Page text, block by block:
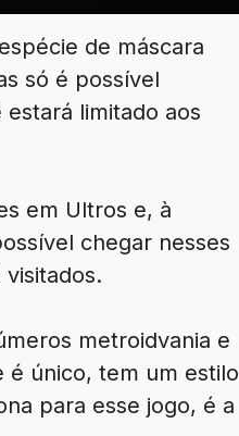
de máscara
só é possível
limitado aos
em Ultros e, à
chegar nesses
metroidvania e
único, tem um estilo
para esse jogo, é a